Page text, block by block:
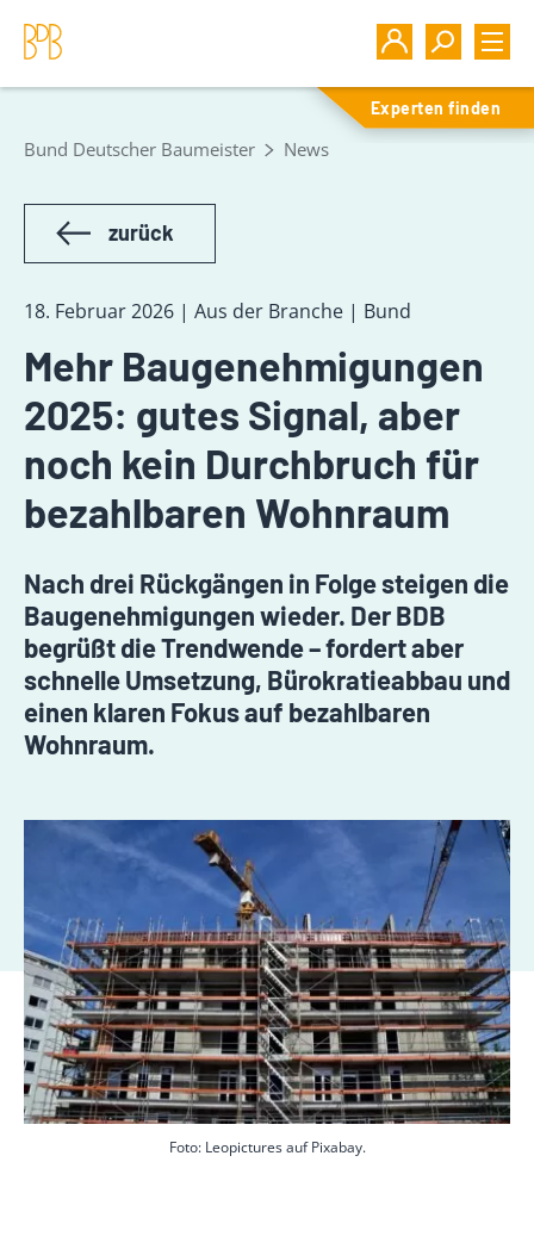
Experten finden
Bund Deutscher Baumeister News
zurück
18. Februar 2026 | Aus der Branche | Bund
Mehr Baugenehmigungen
2025: gutes Signal, aber
noch kein Durchbruch für
bezahlbaren Wohnraum
Nach drei Rückgängen in Folge steigen die
Baugenehmigungen wieder. Der BDB
begrüßt die Trendwende – fordert aber
schnelle Umsetzung, Bürokratieabbau und
einen klaren Fokus auf bezahlbaren
Wohnraum.
Foto: Leopictures auf Pixabay.